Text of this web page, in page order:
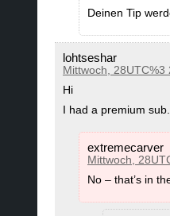
Deinen Tip
lohtseshar
Mittwoch,
Hi
I had a premium
extremecarver
Mittwoch,
No – that’s in